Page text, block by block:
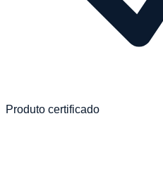
Produto certificado